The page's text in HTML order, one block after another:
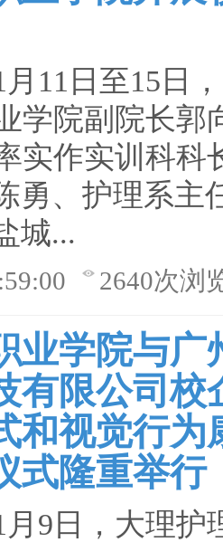
月11日至15日
学院副院长郭
实作实训科科
勇、护理系主
城...
2640次浏
业学院与广
有限公司校
和视觉行为
式隆重举行
月9日，大理护